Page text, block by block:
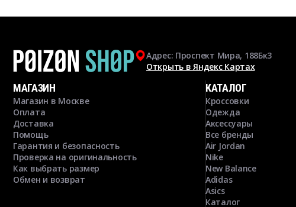
Адрес: Проспект Мира, 188Бк3
Открыть в Яндекс Картах
МАГАЗИН
Магазин в Москве
Оплата
Доставка
Помощь
Гарантия и безопасность
Проверка на оригинальность
Как выбрать размер
Обмен и возврат
КАТАЛОГ
Кроссовки
Одежда
Аксессуары
Все бренды
Air Jordan
Nike
New Balance
Adidas
Asics
Каталог